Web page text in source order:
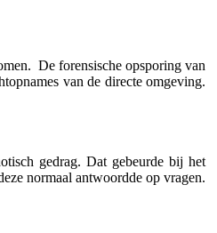
De forensische opsporing van
van de directe omgeving.
gedrag. Dat gebeurde bij het
normaal antwoordde op vragen.